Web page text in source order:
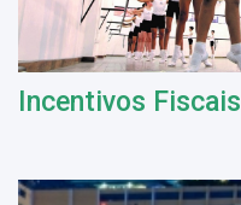
Incentivos Fiscais